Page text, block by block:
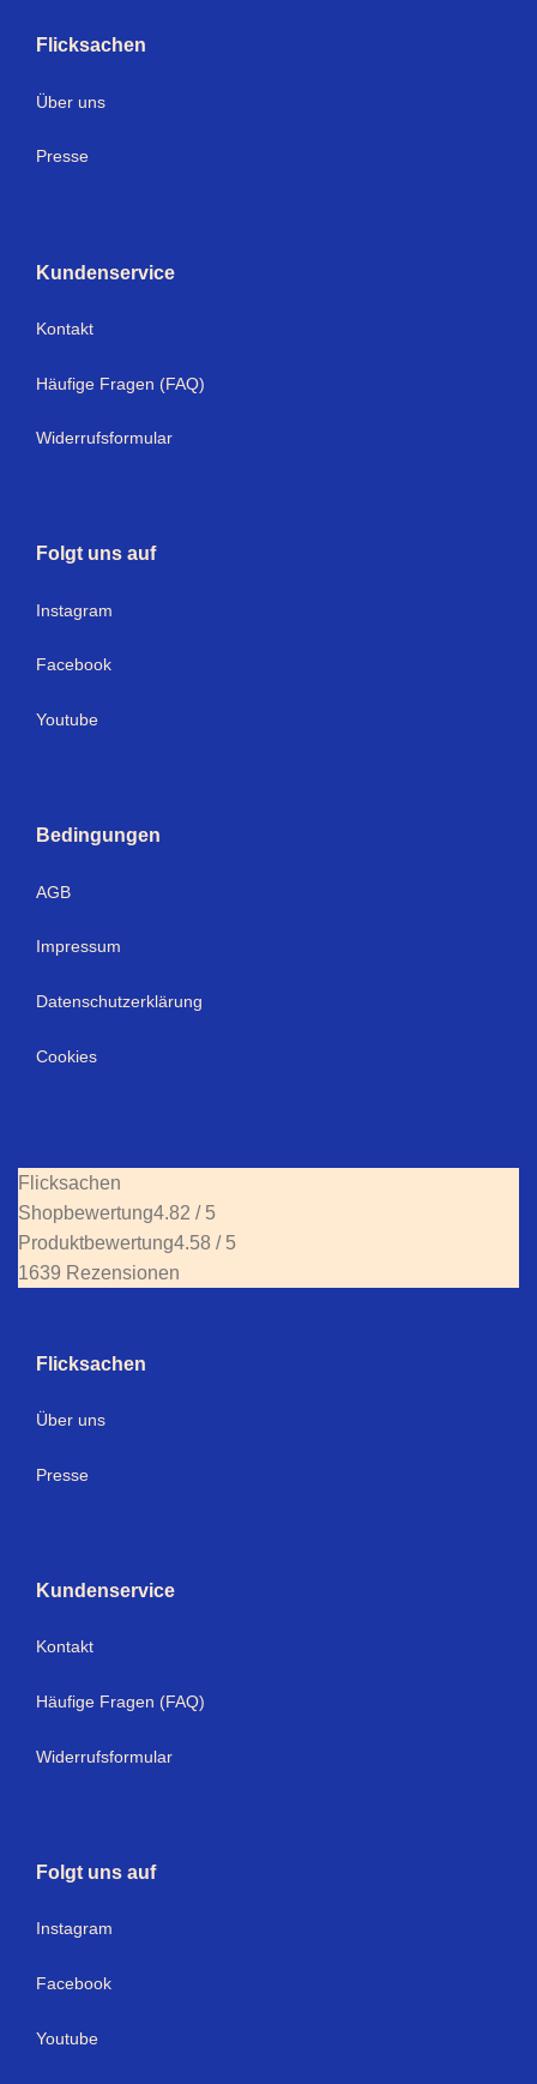
Flicksachen
Über uns
Presse
Kundenservice
Kontakt
Häufige Fragen (FAQ)
Widerrufsformular
Folgt uns auf
Instagram
Facebook
Youtube
Bedingungen
AGB
Impressum
Datenschutzerklärung
Cookies
Flicksachen
Shopbewertung4.82 / 5
Produktbewertung4.58 / 5
1639 Rezensionen
Flicksachen
Über uns
Presse
Kundenservice
Kontakt
Häufige Fragen (FAQ)
Widerrufsformular
Folgt uns auf
Instagram
Facebook
Youtube